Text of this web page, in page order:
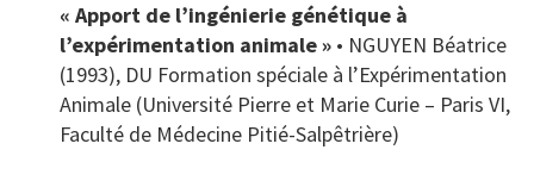
« Apport de l’ingénierie génétique à
l’expérimentation animale » • NGUYEN Béatrice
(1993), DU Formation spéciale à l’Expérimentation
Animale (Université Pierre et Marie Curie – Paris VI,
Faculté de Médecine Pitié-Salpêtrière)